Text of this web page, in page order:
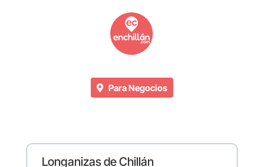
Para Negocios
Longanizas de Chillán